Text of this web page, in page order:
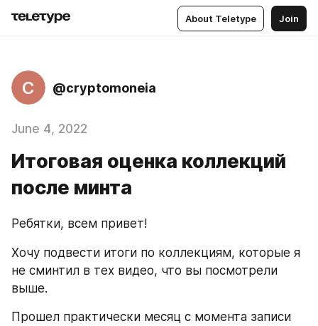
About Teletype Join
C @cryptomoneia
June 4, 2022
Итоговая оценка коллекций
после минта
Ребятки, всем привет!
Хочу подвести итоги по коллекциям, которые я
не сминтил в тех видео, что вы посмотрели
выше.
Прошел практически месяц с момента записи